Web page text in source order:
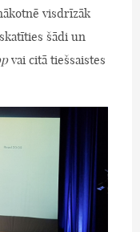
visdrīzāk
šādi un
vai citā tiešsaistes